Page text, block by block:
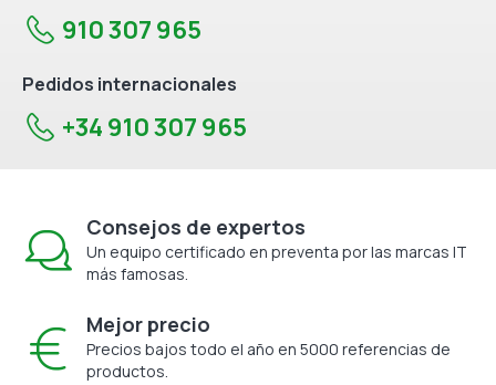
910 307 965
Pedidos internacionales
+34 910 307 965
Consejos de expertos
Un equipo certificado en preventa por las marcas IT
más famosas.
Mejor precio
Precios bajos todo el año en 5000 referencias de
productos.